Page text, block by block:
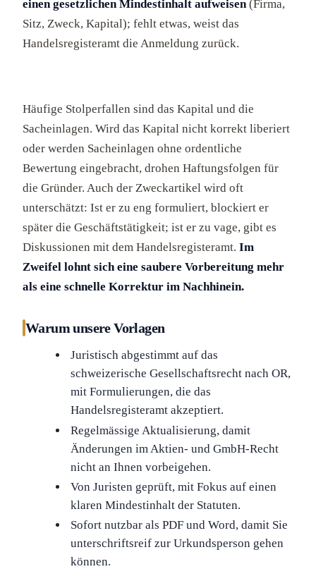
einen gesetzlichen Mindestinhalt aufweisen(Firma,
Sitz, Zweck, Kapital); fehlt etwas, weist das
Handelsregisteramt die Anmeldung zurück.
Häufige Stolperfallen sind das Kapital und die
Sacheinlagen. Wird das Kapital nicht korrekt liberiert
oder werden Sacheinlagen ohne ordentliche
Bewertung eingebracht, drohen Haftungsfolgen für
die Gründer. Auch der Zweckartikel wird oft
unterschätzt: Ist er zu eng formuliert, blockiert er
später die Geschäftstätigkeit; ist er zu vage, gibt es
Diskussionen mit dem Handelsregisteramt. Im
Zweifel lohnt sich eine saubere Vorbereitung mehr
als eine schnelle Korrektur im Nachhinein.
Warum unsere Vorlagen
Juristisch abgestimmt auf das
schweizerische Gesellschaftsrecht nach OR,
mit Formulierungen, die das
Handelsregisteramt akzeptiert.
Regelmässige Aktualisierung, damit
Änderungen im Aktien- und GmbH-Recht
nicht an Ihnen vorbeigehen.
Von Juristen geprüft, mit Fokus auf einen
klaren Mindestinhalt der Statuten.
Sofort nutzbar als PDF und Word, damit Sie
unterschriftsreif zur Urkundsperson gehen
können.